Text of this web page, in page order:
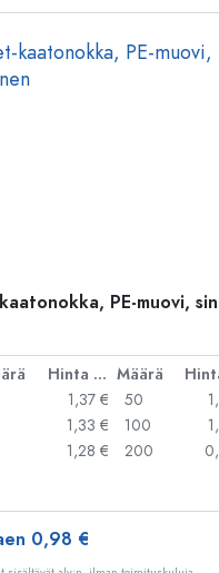
PE-muovi,
Hinta per kpl Määrä
1,37 €
1,33 €
1,28 €
50
100
200
0,98 €